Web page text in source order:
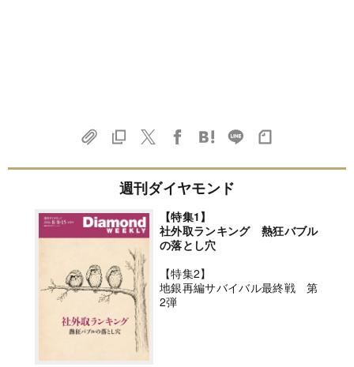
週刊ダイヤモンド
【特集1】
社外取ランキング 熱狂バブル
の落とし穴
【特集2】
地銀再編サバイバル最終戦 第
2弾